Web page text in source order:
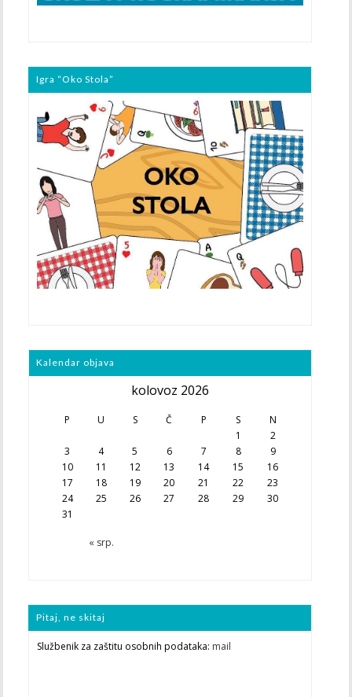
Igra “Oko Stola”
Kalendar objava
kolovoz 2026
P U S Č P S N
« srp.
1
2
3
4 5 6 7 8
9
10
11 12 13 14 15
16
17
18 19 20 21 22
23
24
25 26 27 28 29
30
31
Pitaj, ne skitaj
Službenik za zaštitu osobnih podataka: mail